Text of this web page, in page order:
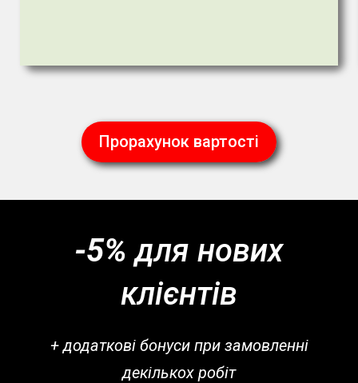
Прорахунок вартості
-5% для нових
клієнтів
+ додаткові бонуси при замовленні
декількох робіт